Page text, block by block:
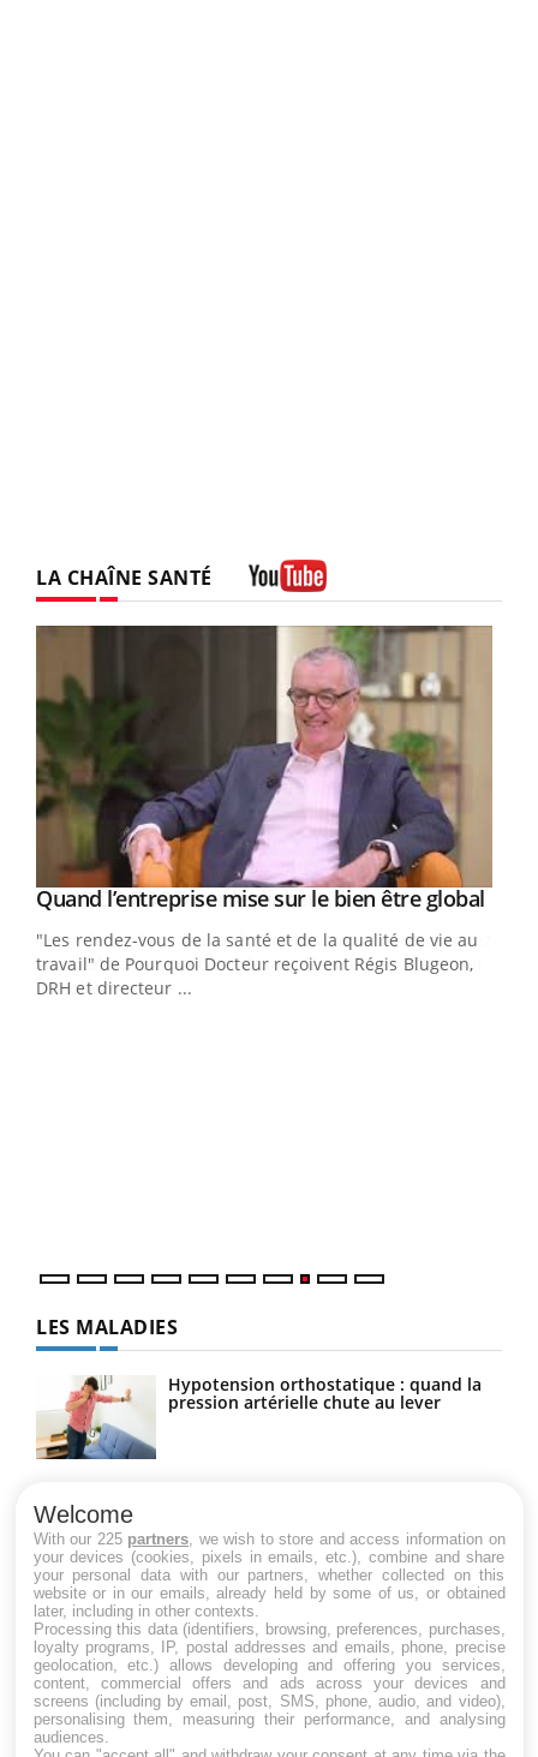
LA CHAÎNE SANTÉ
Youtube
Quand l’entreprise mise sur le bien être global
"Les rendez-vous de la santé et de la qualité de vie au
travail" de Pourquoi Docteur reçoivent Régis Blugeon,
DRH et directeur ...
LES MALADIES
Hypotension orthostatique : quand la
pression artérielle chute au lever
Maladie de Charcot (Sclérose latérale
amyotrophique)
Welcome
With our 225 partners , we wish to store and access information on
your devices (cookies, pixels in emails, etc.), combine and share
your personal data with our partners, whether collected on this
website or in our emails, already held by some of us, or obtained
later, including in other contexts.
Processing this data (identifiers, browsing, preferences, purchases,
loyalty programs, IP, postal addresses and emails, phone, precise
geolocation, etc.) allows developing and offering you services,
content, commercial offers and ads across your devices and
screens (including by email, post, SMS, phone, audio, and video),
personalising them, measuring their performance, and analysing
audiences.